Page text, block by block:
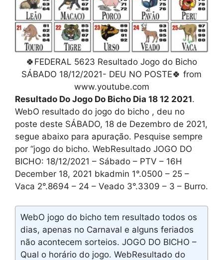
🍀FEDERAL 5623 Resultado Jogo do Bicho
SÁBADO 18/12/2021- DEU NO POSTE🍀 from
www.youtube.com
Resultado Do Jogo Do Bicho Dia 18 12 2021.
WebO resultado do jogo do bicho , deu no
poste deste SÁBADO, 18 de Dezembro de 2021,
segue abaixo para apuração. Pesquise sempre
por “jogo do bicho. WebResultado JOGO DO
BICHO: 18/12/2021 – Sábado – PTV – 16H
December 18, 2021 bkadmin 1°.0500 – 25 –
Vaca 2°.8694 – 24 – Veado 3°.3309 – 3 – Burro.
WebO jogo do bicho tem resultado todos os
dias, apenas no Carnaval e alguns feriados
não acontecem sorteios. JOGO DO BICHO –
Qual o horário do jogo. WebResultado do